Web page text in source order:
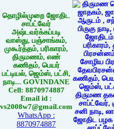
தொழில்முறை ஜோதிட
சாப்ட்வேர்
அஷ்டவர்க்கப்படி
வாஸ்து, பஞ்சாங்கம்,
முகூர்த்தம், பரிகாரம்,
திருமணம், எண்
கணிதம், பெயர்
பட்டியல், ஜெம்ஸ், பட்சி,
நாடி... GOVINDANE
Cell: 8870974887
Email id :
vs2008w7@gmail.com
WhatsApp :
8870974887